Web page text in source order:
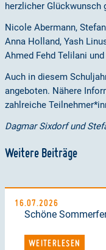
herzlicher Glückwunsch
Nicole Abermann,
Anna Holland, Yash
Ahmed Fehd Telilani
Auch in diesem
angeboten. Nähere
zahlreiche
Dagmar Sixdorf und
Weitere Beiträge
16.07.2026
Schöne
WEITERLESEN